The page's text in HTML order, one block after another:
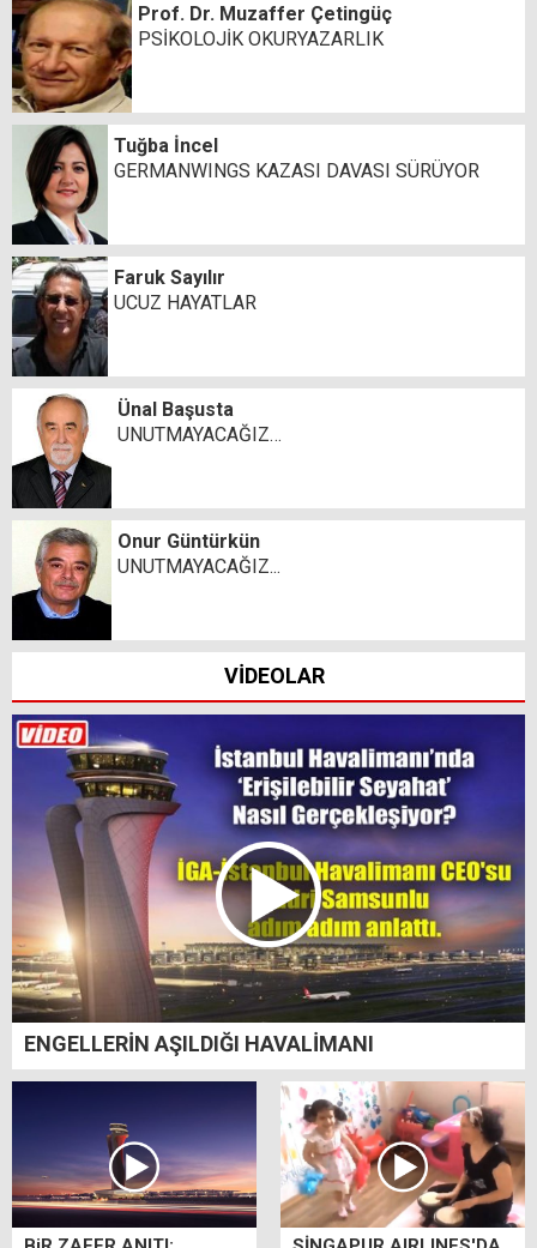
Prof. Dr. Muzaffer Çetingüç
PSİKOLOJİK OKURYAZARLIK
Tuğba İncel
GERMANWINGS KAZASI DAVASI SÜRÜYOR
Faruk Sayılır
UCUZ HAYATLAR
Ünal Başusta
UNUTMAYACAĞIZ…
Onur Güntürkün
UNUTMAYACAĞIZ...
VİDEOLAR
ENGELLERİN AŞILDIĞI HAVALİMANI